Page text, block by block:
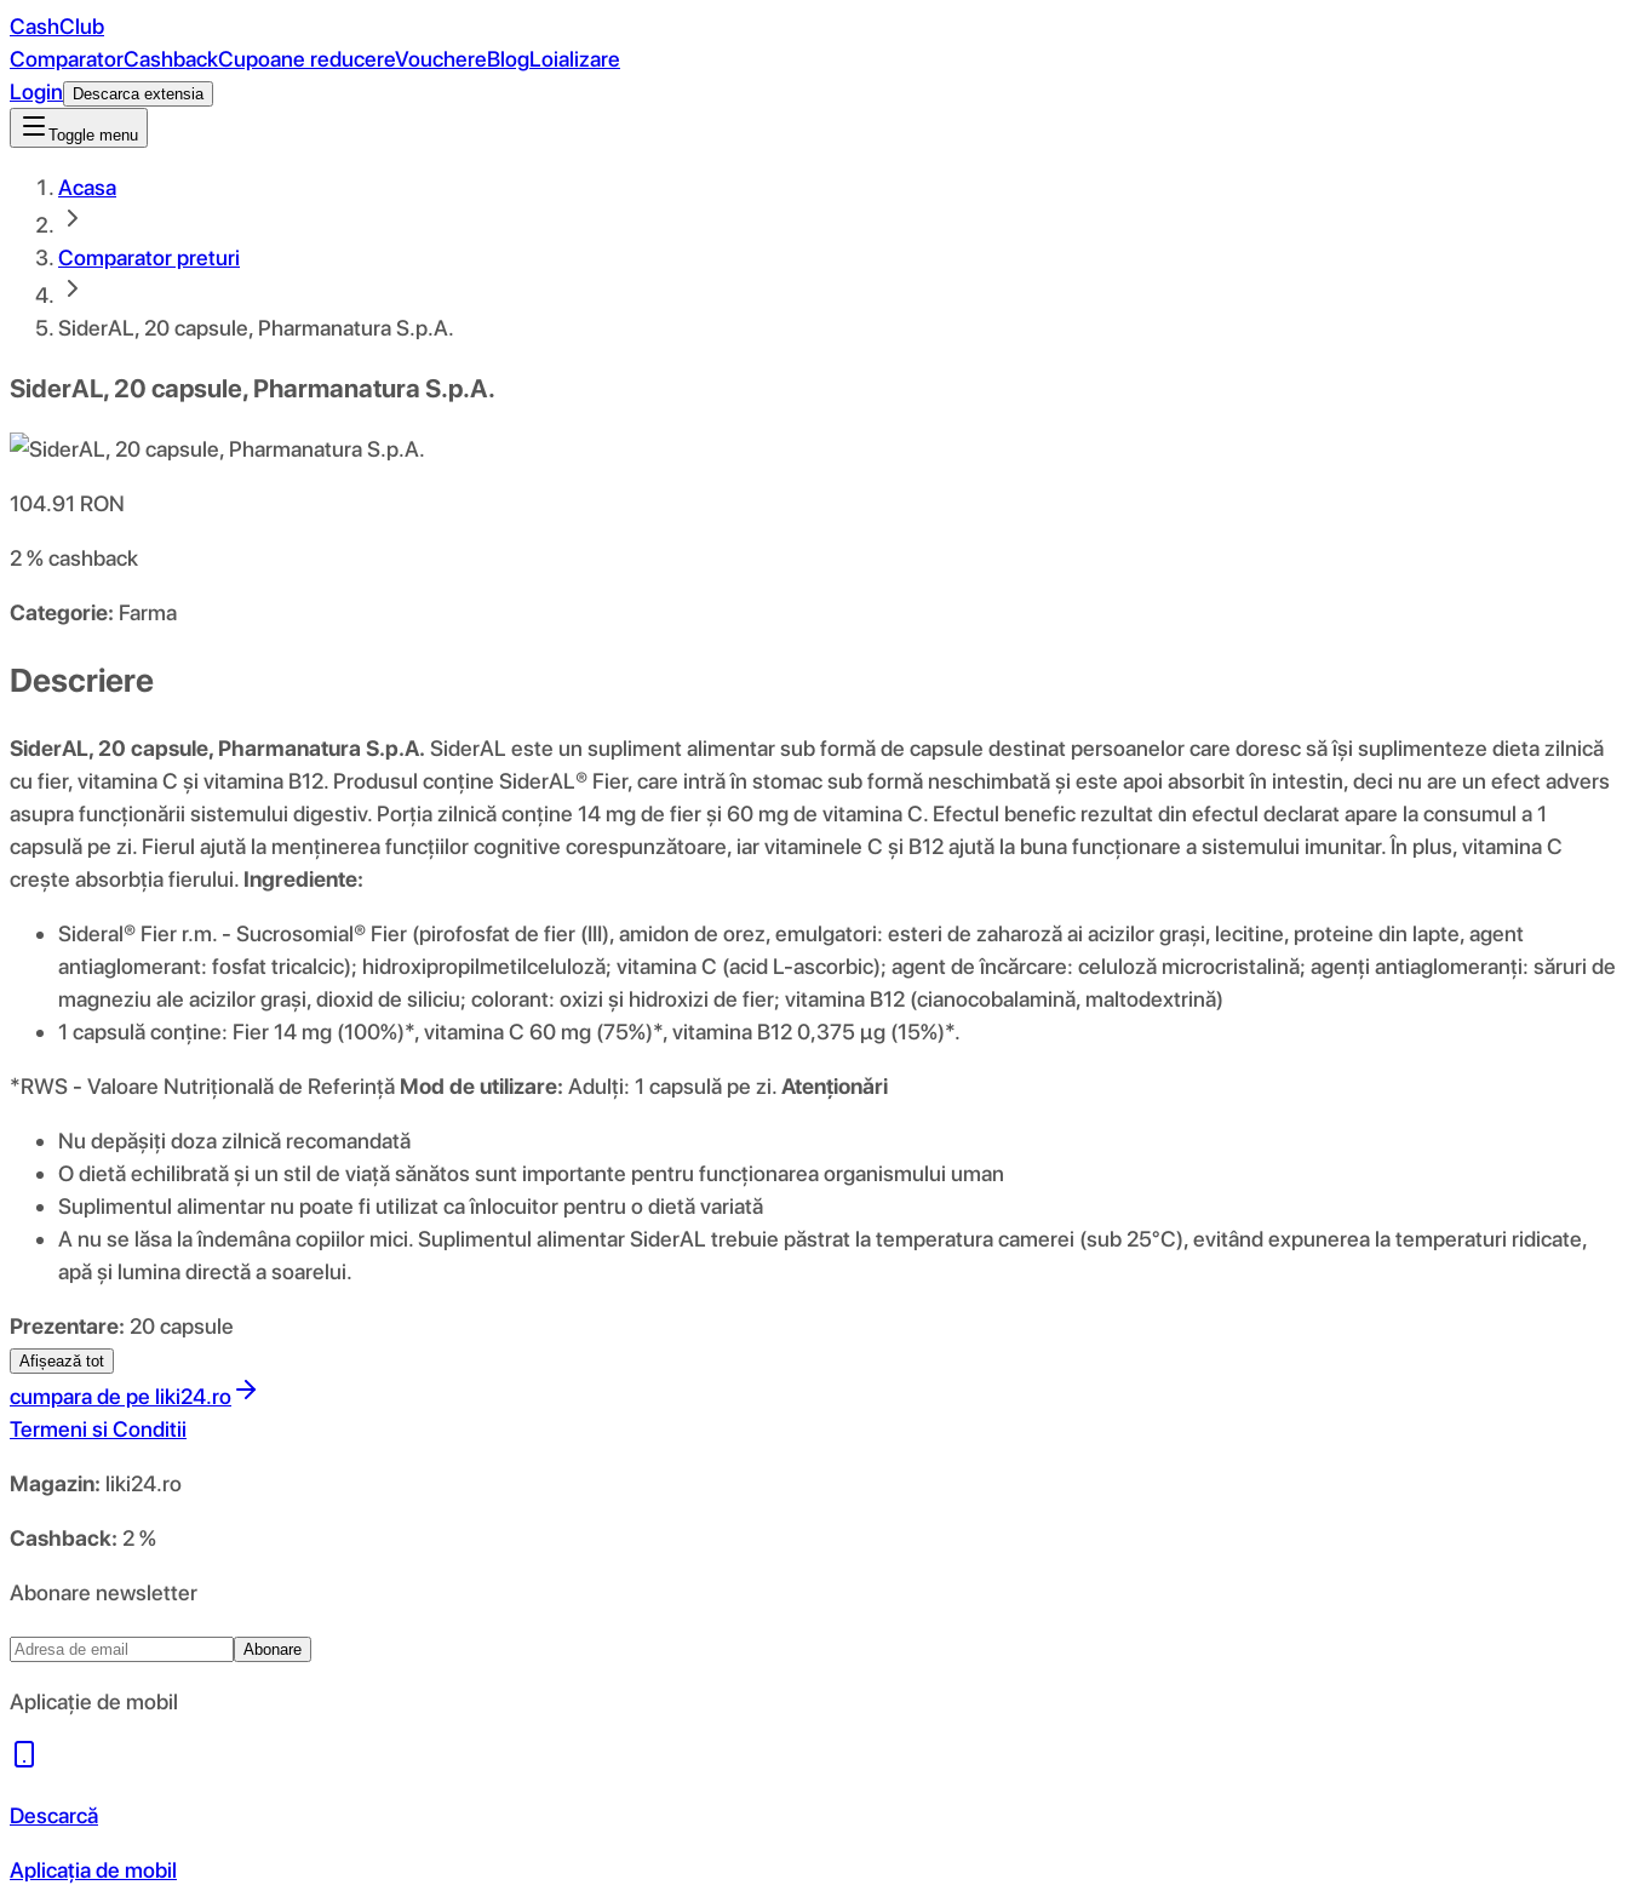
CashClub
ComparatorCashbackCupoane reducereVouchereBlogLoializare
Login
Descarca extensia
Toggle menu
Acasa
Comparator preturi
SiderAL, 20 capsule, Pharmanatura S.p.A.
SiderAL, 20 capsule, Pharmanatura S.p.A.
104.91 RON
2 %cashback
Categorie: Farma
Descriere
SiderAL, 20 capsule, Pharmanatura S.p.A. SiderAL este un supliment alimentar sub formă de capsule destinat persoanelor care doresc să își suplimenteze dieta zilnică
cu fier, vitamina C și vitamina B12. Produsul conține SiderAL® Fier, care intră în stomac sub formă neschimbată și este apoi absorbit în intestin, deci nu are un efect advers
asupra funcționării sistemului digestiv. Porția zilnică conține 14 mg de fier și 60 mg de vitamina C. Efectul benefic rezultat din efectul declarat apare la consumul a 1
capsulă pe zi. Fierul ajută la menținerea funcțiilor cognitive corespunzătoare, iar vitaminele C și B12 ajută la buna funcționare a sistemului imunitar. În plus, vitamina C
crește absorbția fierului. Ingrediente:
Sideral® Fier r.m. - Sucrosomial® Fier (pirofosfat de fier (III), amidon de orez, emulgatori: esteri de zaharoză ai acizilor grași, lecitine, proteine ​​din lapte, agent
antiaglomerant: fosfat tricalcic); hidroxipropilmetilceluloză; vitamina C (acid L-ascorbic); agent de încărcare: celuloză microcristalină; agenți antiaglomeranți: săruri de
magneziu ale acizilor grași, dioxid de siliciu; colorant: oxizi și hidroxizi de fier; vitamina B12 (cianocobalamină, maltodextrină)
1 capsulă conține: Fier 14 mg (100%)*, vitamina C 60 mg (75%)*, vitamina B12 0,375 µg (15%)*.
*RWS - Valoare Nutrițională de Referință Mod de utilizare: Adulți: 1 capsulă pe zi.Atenționǎri
Nu depășiți doza zilnică recomandată
O dietă echilibrată și un stil de viață sănătos sunt importante pentru funcționarea organismului uman
Suplimentul alimentar nu poate fi utilizat ca înlocuitor pentru o dietă variată
A nu se lăsa la îndemâna copiilor mici. Suplimentul alimentar SiderAL trebuie păstrat la temperatura camerei (sub 25°C), evitând expunerea la temperaturi ridicate,
apă și lumina directă a soarelui.
Prezentare: 20 capsule
Afișează tot
cumpara de pe liki24.ro
Termeni si Conditii
Magazin: liki24.ro
Cashback: 2 %
Abonare newsletter
Abonare
Aplicație de mobil
Descarcă
Aplicația de mobil